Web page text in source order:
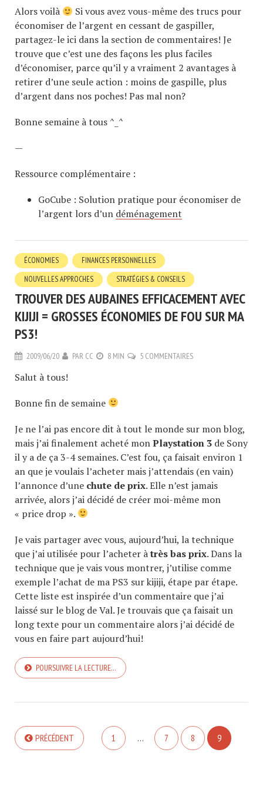
Alors voilà
Si vous avez vous-même des trucs pour
économiser de l’argent en cessant de gaspiller,
partagez-le ici dans la section de commentaires! Je
trouve que c’est une des façons les plus faciles
d’économiser, parce qu’il y a vraiment 2 avantages à
retirer d’une seule action : moins de gaspille, plus
d’argent dans nos poches! Pas mal non?
Bonne semaine à tous ^_^
—
Ressource complémentaire :
GoCube : Solution pratique pour économiser de
l’argent lors d’un déménagement
ÉCONOMIES
FINANCES PERSONNELLES
NOUVELLES APPROCHES
STRATÉGIES & CONSEILS
TROUVER DES AUBAINES EFFICACEMENT AVEC
KIJIJI = GROSSES ÉCONOMIES DE FOU SUR MA
PS3!
2009/06/20 PAR CC 8 MIN 5 COMMENTAIRES
Salut à tous!
Bonne fin de semaine
Je ne l’ai pas encore dit à tout le monde sur mon blog,
mais j’ai finalement acheté monPlaystation 3 de Sony
il y a de ça 3-4 semaines. C’est fou, ça faisait environ 1
an que je voulais l’acheter mais j’attendais (en vain)
l’annonce d’une chute de prix. Elle n’est jamais
arrivée, alors j’ai décidé de créer moi-même mon
« price drop ».
Je vais partager avec vous, aujourd’hui, la technique
que j’ai utilisée pour l’acheter àtrès bas prix. Dans la
technique que je vais vous montrer, j’utilise comme
exemple l’achat de ma PS3 sur kijiji, étape par étape.
Cette liste est inspirée d’un commentaire que j’ai
laissé sur le blog de Val. Je trouvais que ça faisait un
long texte pour un commentaire alors j’ai décidé de
vous en faire part aujourd’hui!
POURSUIVRE LA LECTURE…
PRÉCÉDENT 1 … 7 8 9